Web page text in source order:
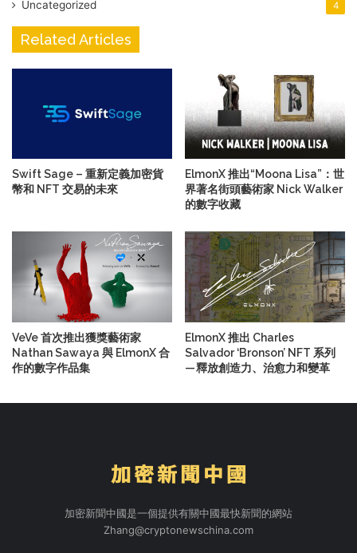
Uncategorized 4
Related Articles
Swift Sage – 重新定義加密貨
幣和 NFT 交易的未來
ElmonX 推出“Moona Lisa”：世
界著名街頭藝術家 Nick Walker
的數字收藏
VeVe 首次推出獲獎藝術家
Nathan Sawaya 與 ElmonX 合
作的數字作品集
ElmonX 推出 Charles
Salvador ‘Bronson’ NFT 系列
— 釋放創造力、治愈力和變革
加密新聞中國是一個提供有關中國最快新聞的網站
Zhang@cryptonewschina.com